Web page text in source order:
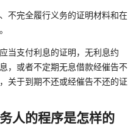
完全履行义务的证明材料和在
支付利息的证明，无利息约
，或者不定期无息借款经催告不
关于到期不还或经催告不还的证
的程序是怎样的